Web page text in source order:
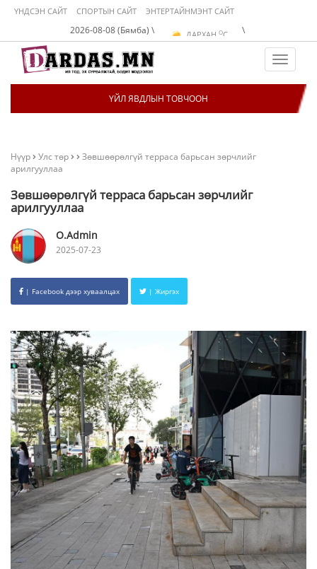
ҮНДСЭН САЙТ СПОРТЫН САЙТ ЭНТЕРТАЙНМЭНТ САЙТ
2026-08-08 (Бямба) \
ДАРХАН
C
ЭРДЭНЭТ OC
\
Toggle
ҮЙЛ ЯВДЛЫН ТОВЧООН
Нүүр Улс төр
Зөвшөөрөлгүй терраса барьсан зөрчлийг
арилгууллаа
Зөвшөөрөлгүй терраса барьсан зөрчлийг
арилгууллаа
O.Admin
2025-07-23
| Facebook дээр хуваалцах | Жиргэх